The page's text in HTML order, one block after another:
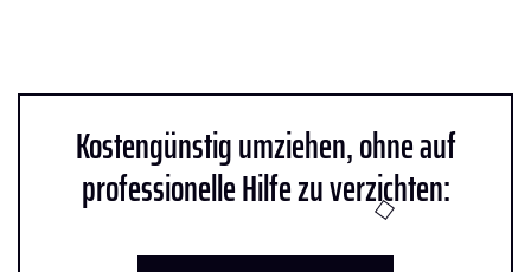
Kostengünstig umziehen, ohne auf
professionelle Hilfe zu verzichten: